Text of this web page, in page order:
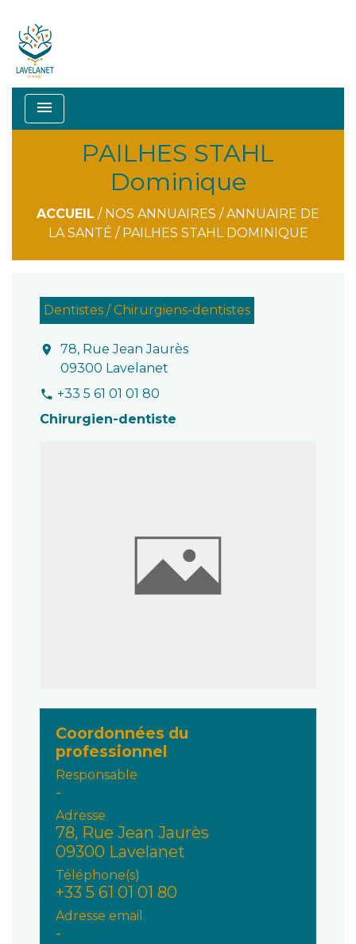
menu
PAILHES STAHL
Dominique
ACCUEIL / NOS ANNUAIRES /ANNUAIRE DE
LA SANTÉ / PAILHES STAHL DOMINIQUE
Dentistes / Chirurgiens-dentistes
location_on
78, Rue Jean Jaurès
09300 Lavelanet
phone +33 5 61 01 01 80
Chirurgien-dentiste
Coordonnées du
professionnel
Responsable
-
Adresse
78, Rue Jean Jaurès
09300 Lavelanet
Téléphone(s)
+33 5 61 01 01 80
Adresse email
-